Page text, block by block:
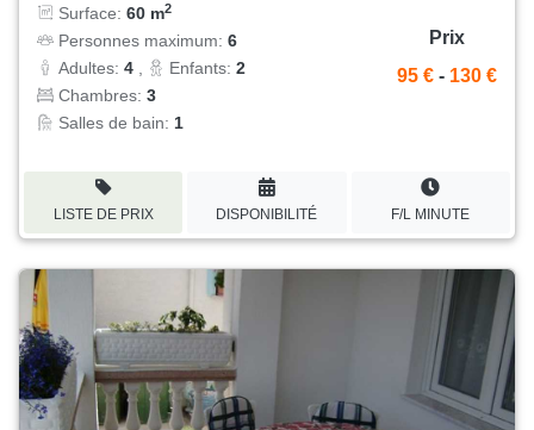
Surface: 60 m2
Personnes maximum: 6
Adultes: 4 , Enfants: 2
Chambres: 3
Salles de bain: 1
Prix
95 € - 130 €
LISTE DE PRIX DISPONIBILITÉ F/L MINUTE